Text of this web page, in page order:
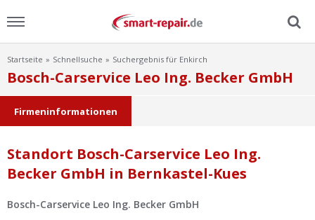
Menu
Home
Ratgeber
FAQ
Startseite Schnellsuche Suchergebnis für Enkirch
Bosch-Carservice Leo Ing. Becker GmbH
Firmeninformationen
Standort Bosch-Carservice Leo Ing.
Becker GmbH in Bernkastel-Kues
Bosch-Carservice Leo Ing. Becker GmbH